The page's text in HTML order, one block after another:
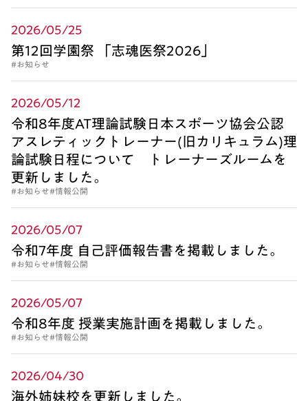
2026/05/25
第12回学園祭 「志魂医祭2026」
#お知らせ
2026/05/12
令和8年度AT理論試験日本スポーツ協会公認
アスレティックトレーナー(旧カリキュラム)理
論試験日程について トレーナーズルームを
更新しました。
#お知らせ#情報公開
2026/05/07
令和7年度 自己評価報告書を掲載しました。
#お知らせ#情報公開
2026/05/07
令和8年度 授業実施計画を掲載しました。
#お知らせ#情報公開
2026/04/30